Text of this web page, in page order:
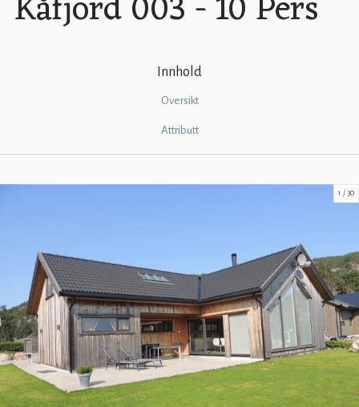
Innhold
Oversikt
Attributt
1 30